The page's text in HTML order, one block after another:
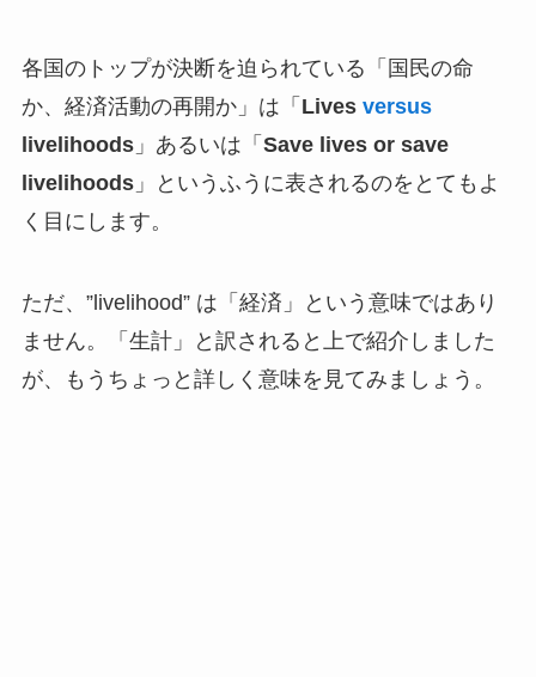
各国のトップが決断を迫られている「国民の命
か、経済活動の再開か」は「 Lives versus
livelihoods」あるいは「 Save lives or save
livelihoods」というふうに表されるのをとてもよ
く目にします。
ただ、”livelihood” は「経済」という意味ではあり
ません。「生計」と訳されると上で紹介しました
が、もうちょっと詳しく意味を見てみましょう。